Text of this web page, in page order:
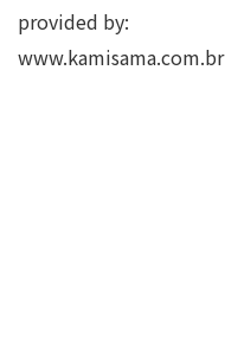
provided by:
www.kamisama.com.br